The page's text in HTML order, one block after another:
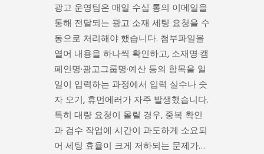
광고 운영팀은 매일 수십 통의 이메일을
통해 전달되는 광고 소재 세팅 요청을 수
동으로 처리해야 했습니다. 첨부파일을
열어 내용을 하나씩 확인하고, 소재명·캠
페인명·광고그룹명·예산 등의 항목을 일
일이 입력하는 과정에서 입력 실수나 숫
자 오기, 휴먼에러가 자주 발생했습니다.
특히 대량 요청이 몰릴 경우, 중복 확인
과 검수 작업에 시간이 과도하게 소요되
어 세팅 효율이 크게 저하되는 문제가…